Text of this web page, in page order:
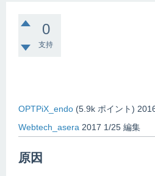
0
支持
OPTPiX_endo (5.9k ポイント)
Webtech_asera 2017 1/25 編集
原因